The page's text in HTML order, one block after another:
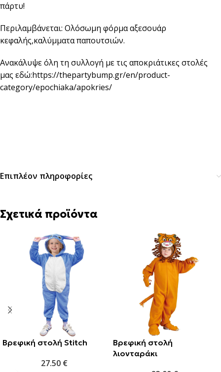
πάρτυ!
Περιλαμβάνεται: Ολόσωμη φόρμα αξεσουάρ
κεφαλής,καλύμματα παπουτσιών.
Ανακάλυψε όλη τη συλλογή με τις αποκριάτικες στολές
μας εδώ:https://thepartybump.gr/en/product-
category/epochiaka/apokries/
Επιπλέον πληροφορίες
Σχετικά προϊόντα
Βρεφική στολή Stitch
27.50 €
Βρεφική στολή
λιονταράκι